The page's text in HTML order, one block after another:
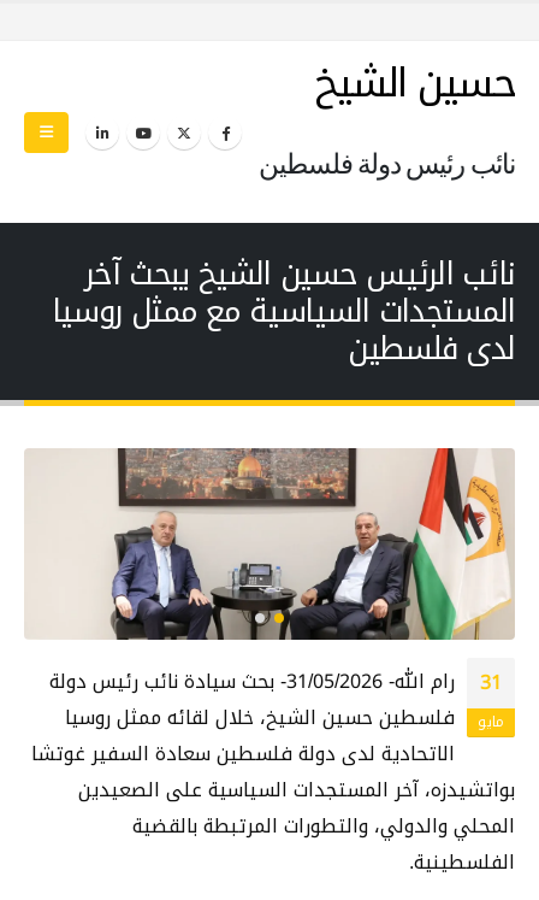
حسين الشيخ
نائب رئيس دولة فلسطين
نائب الرئيس حسين الشيخ يبحث آخر
المستجدات السياسية مع ممثل روسيا
لدى فلسطين
31
مايو
رام الله- 31/05/2026- بحث سيادة نائب رئيس دولة
فلسطين حسين الشيخ، خلال لقائه ممثل روسيا
الاتحادية لدى دولة فلسطين سعادة السفير غوتشا
بواتشيدزه، آخر المستجدات السياسية على الصعيدين
المحلي والدولي، والتطورات المرتبطة بالقضية
الفلسطينية.